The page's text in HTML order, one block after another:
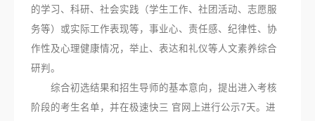
的学习、科研、社会实践（学生工作、社团活动、志愿服
务等）或实际工作表现等，事业心、责任感、纪律性、协
作性及心理健康情况，举止、表达和礼仪等人文素养综合
研判。
综合初选结果和招生导师的基本意向，提出进入考核
阶段的考生名单，并在极速快三 官网上进行公示7天。进